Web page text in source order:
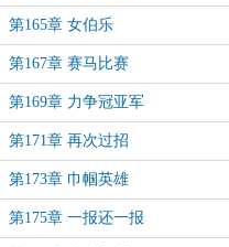
第165章 女伯乐
第167章 赛马比赛
第169章 力争冠亚军
第171章 再次过招
第173章 巾帼英雄
第175章 一报还一报